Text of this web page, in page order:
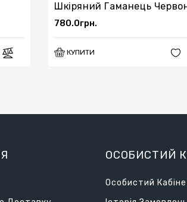
780.0грн.
КУПИТИ
ОСОБИСТИЙ
Особистий